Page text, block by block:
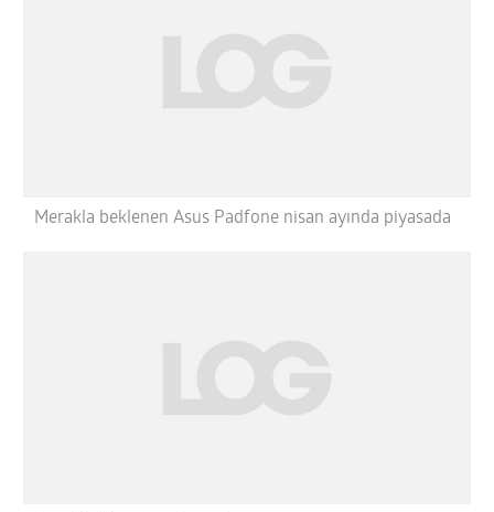
Merakla beklenen Asus Padfone nisan ayında piyasada